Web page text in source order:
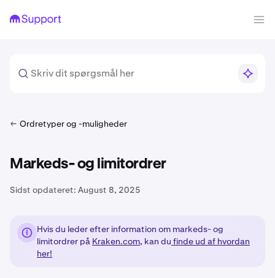
Ordretyper og -muligheder
Markeds- og limitordrer
Sidst opdateret: August 8, 2025
Hvis du leder efter information om markeds- og
limitordrer på Kraken.com, kan du finde ud af hvordan
her!